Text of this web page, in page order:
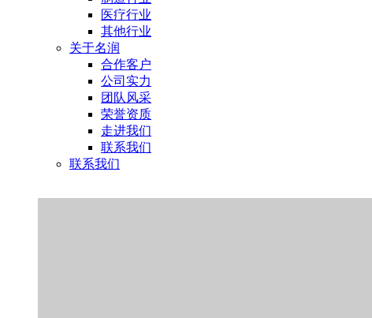
医疗行业
其他行业
关于名润
合作客户
公司实力
团队风采
荣誉资质
走进我们
联系我们
联系我们